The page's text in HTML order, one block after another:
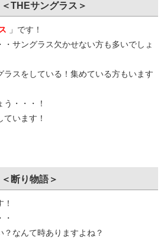
THEサングラス＞
」です！
サングラス欠かせない方も多いでしょ
ラスをしている！集めている方もいます
・・・！
います！
断り物語＞
！
・
？なんて時ありますよね？